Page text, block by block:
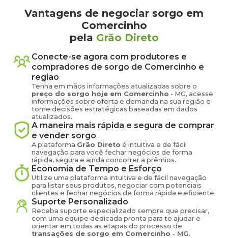
Vantagens de negociar sorgo em
Comercinho
pela Grão Direto
Conecte-se agora com produtores e
compradores de sorgo de Comercinho e
região
Tenha em mãos informações atualizadas sobre o
preço do sorgo hoje em Comercinho - MG, acesse
informações sobre oferta e demanda na sua região e
tome decisões estratégicas baseadas em dados
atualizados.
A maneira mais rápida e segura de comprar
e vender sorgo
A plataforma Grão Direto é intuitiva e de fácil
navegação para você fechar negócios de forma
rápida, segura e ainda concorrer a prêmios.
Economia de Tempo e Esforço
Utilize uma plataforma intuitiva e de fácil navegação
para listar seus produtos, negociar com potenciais
clientes e fechar negócios de forma rápida e eficiente.
Suporte Personalizado
Receba suporte especializado sempre que precisar,
com uma equipe dedicada pronta para te ajudar e
orientar em todas as etapas do processo de
transações de sorgo em Comercinho - MG.